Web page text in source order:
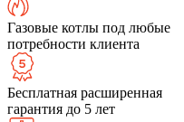
Газовые котлы под любые
потребности клиента
Бесплатная расширенная
гарантия до 5 лет